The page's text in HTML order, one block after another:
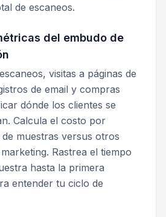
de escaneos.
del embudo de
visitas a páginas de
de email y compras
dónde los clientes se
Calcula el costo por
de muestras versus otros
Rastrea el tiempo
hasta la primera
entender tu ciclo de